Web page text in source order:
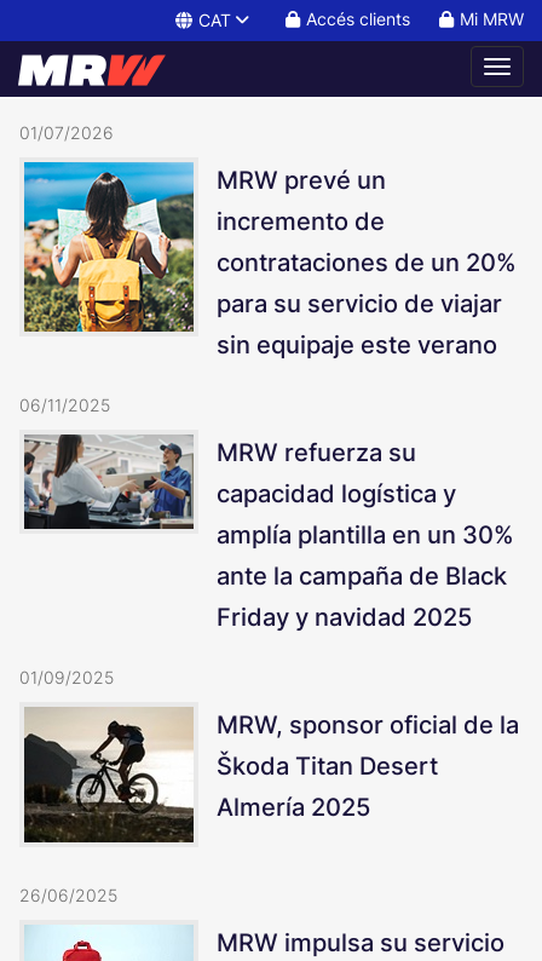
CAT Accés clients Mi MRW
Pàgina de notícies de MRW
Llistat de notícies de MRW
01/07/2026
MRW prevé un
incremento de
contrataciones de un 20%
para su servicio de viajar
sin equipaje este verano
06/11/2025
MRW refuerza su
capacidad logística y
amplía plantilla en un 30%
ante la campaña de Black
Friday y navidad 2025
01/09/2025
MRW, sponsor oficial de la
Škoda Titan Desert
Almería 2025
26/06/2025
MRW impulsa su servicio